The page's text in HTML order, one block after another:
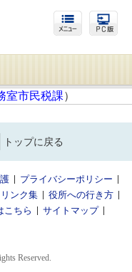
室市民税課）
トップに戻る
プライバシーポリシー
リンク集
役所への行き方
こちら
サイトマップ
Reserved.